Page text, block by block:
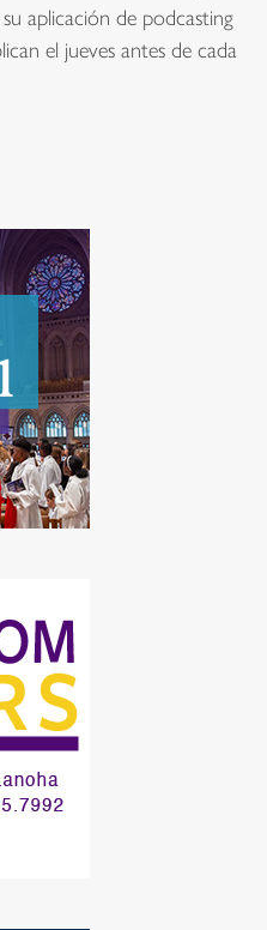
aplicación de podcasting
el jueves antes de cada